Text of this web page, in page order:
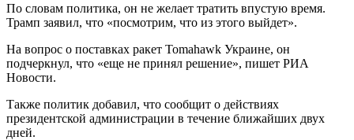
По словам политика, он не желает тратить впустую время.
Трамп заявил, что «посмотрим, что из этого выйдет».
На вопрос о поставках ракет Tomahawk Украине, он
подчеркнул, что «еще не принял решение», пишет РИА
Новости.
Также политик добавил, что сообщит о действиях
президентской администрации в течение ближайших двух
дней.